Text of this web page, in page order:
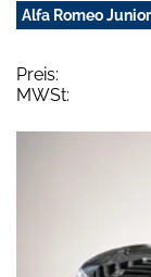
Alfa Romeo
Preis:
MWSt: